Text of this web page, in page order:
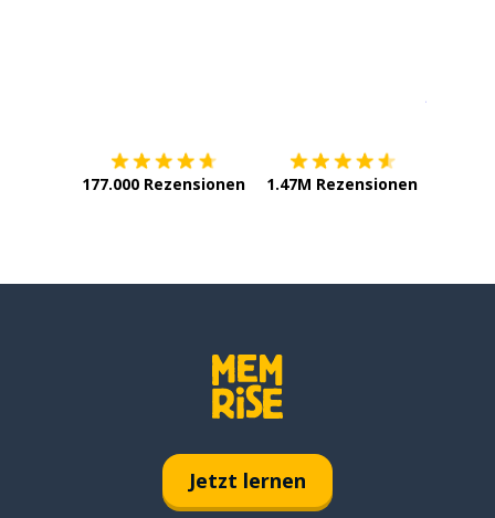
177.000 Rezensionen 1.47M Rezensionen
Jetzt lernen